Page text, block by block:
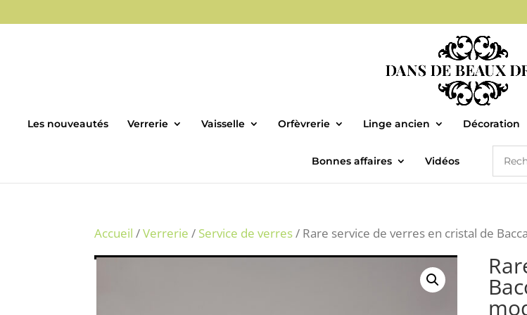
Les nouveautés Verrerie Vaisselle Orfèvrerie Linge ancien Décoration
Bonnes affaires Vidéos
Accueil /Verrerie / Service de verres/ Rare service de verres en cristal de